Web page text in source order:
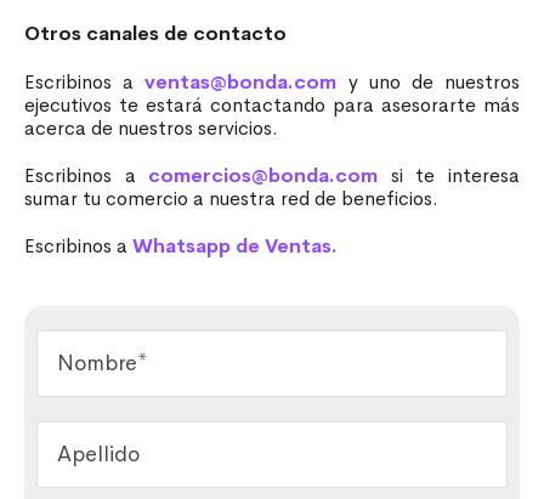
Otros canales de contacto
Escribinos aventas@bonda.com y uno de nuestros
ejecutivos te estará contactando para asesorarte más
acerca de nuestros servicios.
Escribinos a comercios@bonda.com si te interesa
sumar tu comercio a nuestra red de beneficios.
Escribinos a Whatsapp de Ventas.